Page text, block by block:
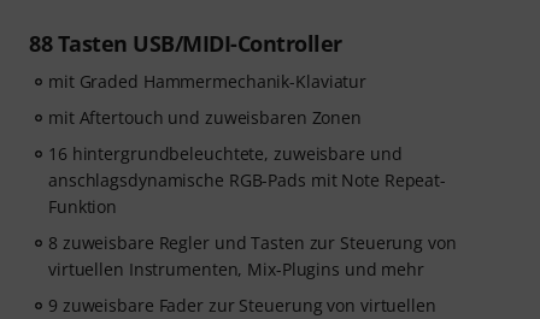
im Wert von 59 EUR für 3 Monate vollen Zugriff auf
Themen zu modernen Produktionstechniken, Beat-
Erstellung, Vocal-Editing, kreative Arbeitsabläufe und
content-ready Sounddesign.
ArtMaster.com ist DER E-Learning-Partner, der
Brown, Dr. Dre), Printz Board (Black Eyed Peas, Justin
Timberlake) und Chris Kasych (Adele, Beck, Pharrell
Williams) entwickelt wurde. Lerne aus über 500
88 Tasten USB/MIDI-Controller
mit Graded Hammermechanik-Klaviatur
mit Aftertouch und zuweisbaren Zonen
16 hintergrundbeleuchtete, zuweisbare und
anschlagsdynamische RGB-Pads mit Note Repeat-
Funktion
8 zuweisbare Regler und Tasten zur Steuerung von
virtuellen Instrumenten, Mix-Plugins und mehr
9 zuweisbare Fader zur Steuerung von virtuellen